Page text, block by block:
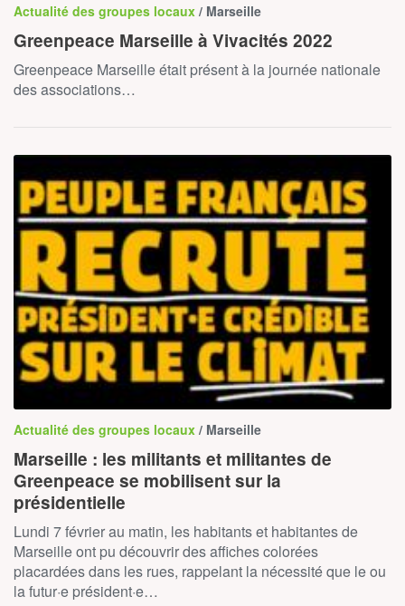
Actualité des groupes locaux / Marseille
Greenpeace Marseille à Vivacités 2022
Greenpeace Marseille était présent à la journée nationale
des associations…
Actualité des groupes locaux / Marseille
Marseille : les militants et militantes de
Greenpeace se mobilisent sur la
présidentielle
Lundi 7 février au matin, les habitants et habitantes de
Marseille ont pu découvrir des affiches colorées
placardées dans les rues, rappelant la nécessité que le ou
la futur·e président·e…